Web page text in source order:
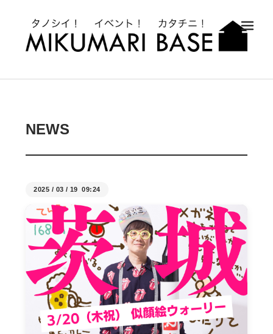
NEWS
2025 / 03 / 19 09:24